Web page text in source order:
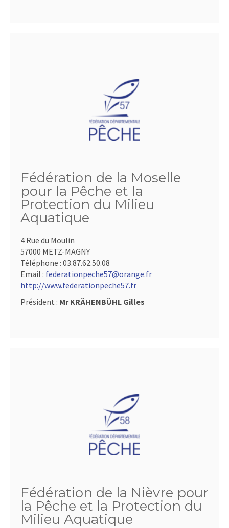
Fédération de la Moselle
pour la Pêche et la
Protection du Milieu
Aquatique
4 Rue du Moulin
57000 METZ-MAGNY
Téléphone : 03.87.62.50.08
Email : federationpeche57@orange.fr
http://www.federationpeche57.fr
Président : Mr KRÄHENBÜHL Gilles
Fédération de la Nièvre pour
la Pêche et la Protection du
Milieu Aquatique